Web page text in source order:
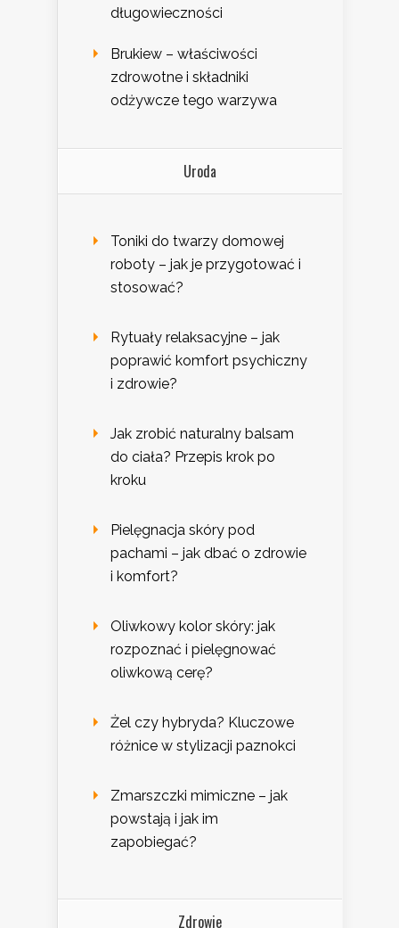
długowieczności
Brukiew – właściwości
zdrowotne i składniki
odżywcze tego warzywa
Uroda
Toniki do twarzy domowej
roboty – jak je przygotować i
stosować?
Rytuały relaksacyjne – jak
poprawić komfort psychiczny
i zdrowie?
Jak zrobić naturalny balsam
do ciała? Przepis krok po
kroku
Pielęgnacja skóry pod
pachami – jak dbać o zdrowie
i komfort?
Oliwkowy kolor skóry: jak
rozpoznać i pielęgnować
oliwkową cerę?
Żel czy hybryda? Kluczowe
różnice w stylizacji paznokci
Zmarszczki mimiczne – jak
powstają i jak im
zapobiegać?
Zdrowie